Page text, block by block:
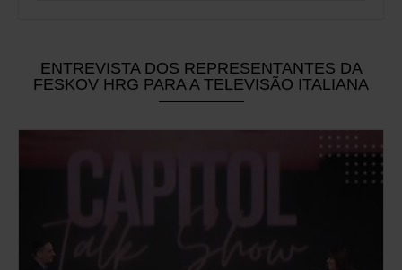
ENTREVISTA DOS REPRESENTANTES DA
FESKOV HRG PARA A TELEVISÃO ITALIANA